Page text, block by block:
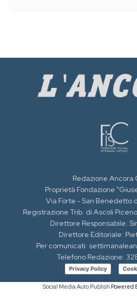
Redazione Ancora
Proprietà Fondazione
Via Forte - San Benedetto
Registrazione Trib. di Ascoli
Direttore Responsabile:
Direttore Editoriale:
Per comunicati:
Telefono Redazione:
Privacy Policy
Social Media Auto Publish Powered